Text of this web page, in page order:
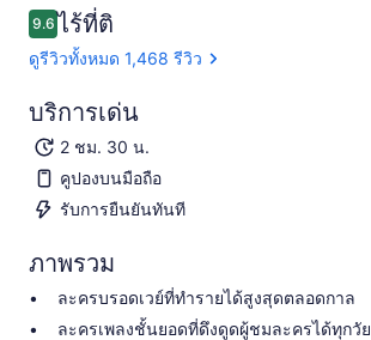
9.69.6 จาก 10
ไร้ที่ติ
ดูรีวิวทั้งหมด 1,468 รีวิว
บริการเด่น
2 ชม. 30 น.
คูปองบนมือถือ
รับการยืนยันทันที
ภาพรวม
ละครบรอดเวย์ที่ทำรายได้สูงสุดตลอดกาล
ละครเพลงชั้นยอดที่ดึงดูดผู้ชมละครได้ทุกวัย